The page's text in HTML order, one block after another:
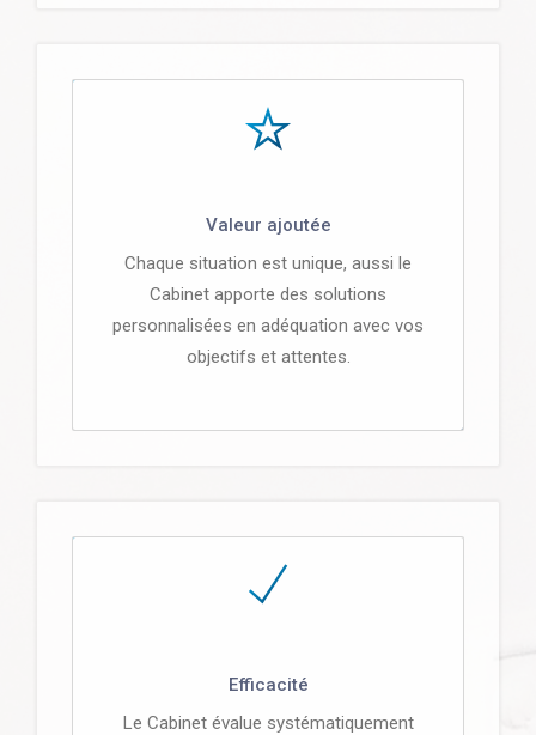
Valeur ajoutée
Chaque situation est unique, aussi le
Cabinet apporte des solutions
personnalisées en adéquation avec vos
objectifs et attentes.
Efficacité
Le Cabinet évalue systématiquement